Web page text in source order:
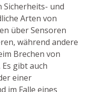
Sicherheits- und
Arten von
über Sensoren
während andere
Brechen von
gibt auch
einer
im Falle eines